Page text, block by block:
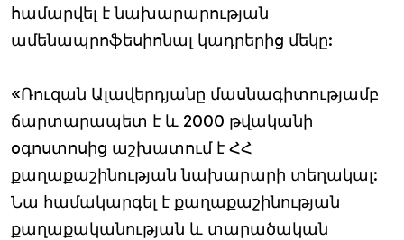
համարվել է նախարարության
ամենապրոֆեսիոնալ կադրերից մեկը:
«Ռուզան Ալավերդյանը մասնագիտությամբ
ճարտարապետ է և 2000 թվականի
օգոստոսից աշխատում է ՀՀ
քաղաքաշինության նախարարի տեղակալ:
Նա համակարգել է քաղաքաշինության
քաղաքականության և տարածական